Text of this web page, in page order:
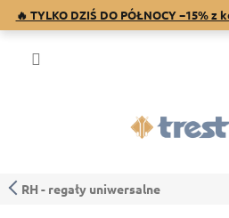
🔥 TYLKO DZIŚ DO PÓŁNOCY −15% z
RH - regały uniwersalne